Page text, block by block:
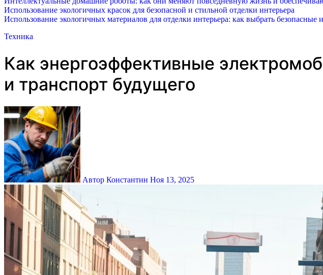
Использование экологичных красок для безопасной и стильной отделки интерьера
Использование экологичных материалов для отделки интерьера: как выбрать безопасные
Техника
Как энергоэффективные
и транспорт будущего
Автор Константин Ноя 13, 2025